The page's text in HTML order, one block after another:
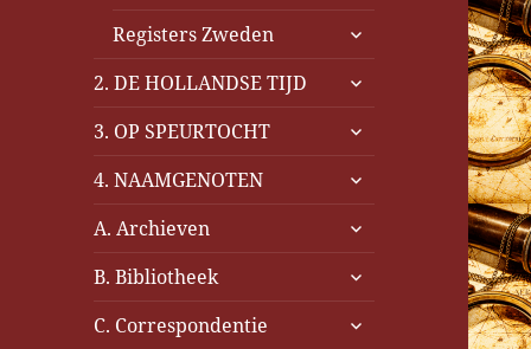
Registers Zweden
submenu
2. DE HOLLANDSE TIJD
submenu
3. OP SPEURTOCHT
submenu
4. NAAMGENOTEN
submenu
A. Archieven
submenu
B. Bibliotheek
submenu
C. Correspondentie
submenu